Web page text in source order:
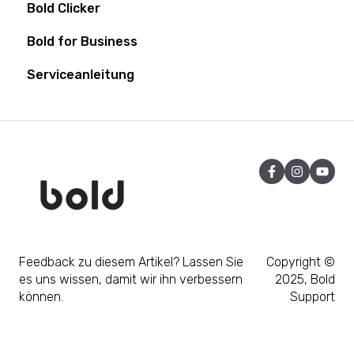
Beliebte Funktionen
Batterie
Allgemein
Einrichtung
Bold Controller
Bold Clicker
Bold for Business
Serviceanleitung
Feedback zu diesem Artikel? Lassen Sie
es uns wissen, damit wir ihn verbessern
können.
Copyright ©
2025, Bold
Support